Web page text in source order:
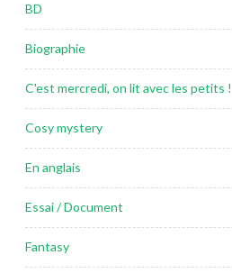
BD
Biographie
C'est mercredi, on lit avec les petits !
Cosy mystery
En anglais
Essai / Document
Fantasy